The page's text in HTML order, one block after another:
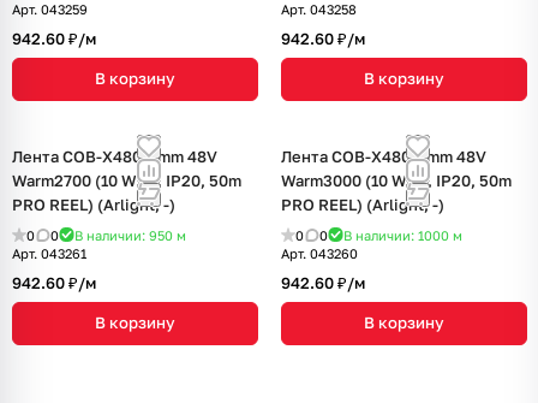
Арт. 043259
942.60 ₽/м
В корзину
Арт. 043258
942.60 ₽/м
В корзину
Лента COB-X480-8mm 48V
Warm2700 (10 W/m, IP20, 50m
PRO REEL) (Arlight, -)
0 0 В наличии: 950 м
Арт. 043261
942.60 ₽/м
В корзину
Лента COB-X480-8mm 48V
Warm3000 (10 W/m, IP20, 50m
PRO REEL) (Arlight, -)
0 0 В наличии: 1000 м
Арт. 043260
942.60 ₽/м
В корзину